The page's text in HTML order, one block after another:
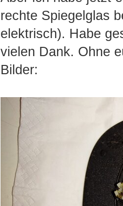
rechte Spiegelglas
elektrisch). Habe
vielen Dank. Ohne
Bilder: